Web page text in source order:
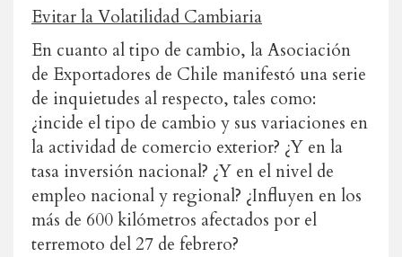
Evitar la Volatilidad Cambiaria
En cuanto al tipo de cambio, la Asociación
de Exportadores de Chile manifestó una serie
de inquietudes al respecto, tales como:
¿incide el tipo de cambio y sus variaciones en
la actividad de comercio exterior? ¿Y en la
tasa inversión nacional? ¿Y en el nivel de
empleo nacional y regional? ¿Influyen en los
más de 600 kilómetros afectados por el
terremoto del 27 de febrero?